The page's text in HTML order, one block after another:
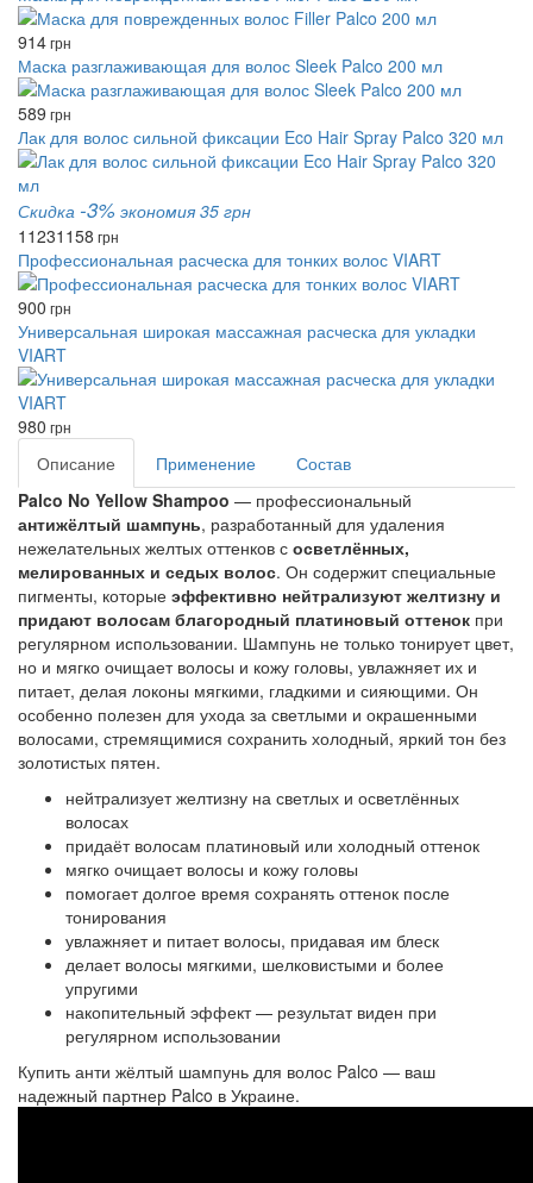
914грн
Маска разглаживающая для волос Sleek Palco 200 мл
589 грн
Лак для волос сильной фиксации Eco Hair Spray Palco 320 мл
Скидка -3% экономия 35 грн
11231158 грн
Профессиональная расческа для тонких волос VIART
900 грн
Универсальная широкая массажная расческа для укладки
VIART
980 грн
Описание Применение
Состав
Palco No Yellow Shampoo — профессиональный
антижёлтый шампунь, разработанный для удаления
нежелательных желтых оттенков с осветлённых,
мелированных и седых волос. Он содержит специальные
пигменты, которые эффективно нейтрализуют желтизну и
придают волосам благородный платиновый оттенок при
регулярном использовании. Шампунь не только тонирует цвет,
но и мягко очищает волосы и кожу головы, увлажняет их и
питает, делая локоны мягкими, гладкими и сияющими. Он
особенно полезен для ухода за светлыми и окрашенными
волосами, стремящимися сохранить холодный, яркий тон без
золотистых пятен.
нейтрализует желтизну на светлых и осветлённых
волосах
придаёт волосам платиновый или холодный оттенок
мягко очищает волосы и кожу головы
помогает долгое время сохранять оттенок после
тонирования
увлажняет и питает волосы, придавая им блеск
делает волосы мягкими, шелковистыми и более
упругими
накопительный эффект — результат виден при
регулярном использовании
Купить анти жёлтый шампунь для волос Palco — ваш
надежный партнер Palco в Украине.